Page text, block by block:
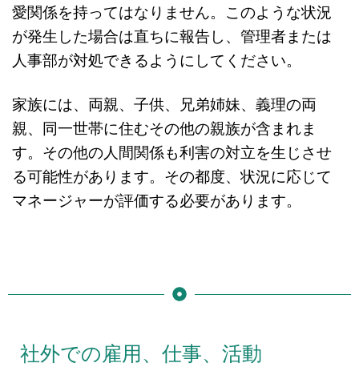
愛関係を持ってはなりません。このような状況
が発生した場合は直ちに報告し、管理者または
人事部が対処できるようにしてください。
家族には、両親、子供、兄弟姉妹、義理の両
親、同一世帯に住むその他の親族が含まれま
す。その他の人間関係も利害の対立を生じさせ
る可能性があります。その都度、状況に応じて
マネージャーが評価する必要があります。
社外での雇用、仕事、活動